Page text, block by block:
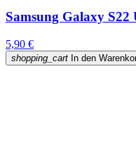
Samsung Galaxy S22
5,90 €
shopping_cart In den